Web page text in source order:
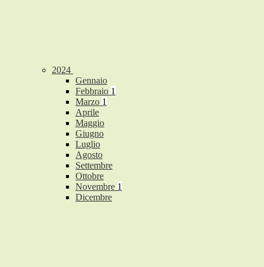
2024
Gennaio
Febbraio 1
Marzo 1
Aprile
Maggio
Giugno
Luglio
Agosto
Settembre
Ottobre
Novembre 1
Dicembre